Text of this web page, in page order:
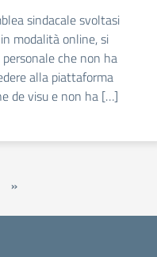
sindacale svoltasi
modalità online, si
che non ha
alla piattaforma
de visu e non ha […]
»